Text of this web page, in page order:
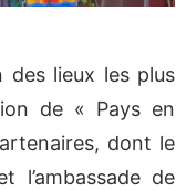
des lieux les plus
de « Pays en
dont le
l’ambassade de